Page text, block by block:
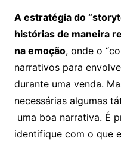
A estratégia do
histórias de maneira
na emoção, onde o
narrativos para
durante uma venda.
necessárias algumas
uma boa narrativa. É
identifique com o que